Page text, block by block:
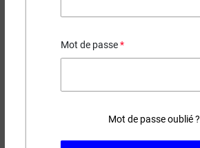
Mot de passe
Mot de passe oublié ?
Ohms